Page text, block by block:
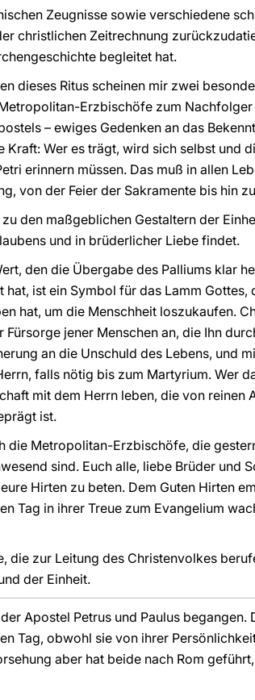
Zeugnisse sowie verschiedene
christlichen Zeitrechnung
begleitet hat.
dieses Ritus scheinen mir zwei
Erzbischöfe zum
– ewiges Gedenken an das
Kraft: Wer es trägt, wird sich selbst und
erinnern müssen. Das muß in allen
von der Feier der Sakramente bis hin
den maßgeblichen Gestaltern der
und in brüderlicher Liebe findet.
den die Übergabe des Palliums klar
ist ein Symbol für das Lamm Gottes,
hat, um die Menschheit loszukaufen.
jener Menschen an, die Ihn
an die Unschuld des Lebens, und
falls nötig bis zum Martyrium. Wer
mit dem Herrn leben, die von reinen
ist.
die Metropolitan-Erzbischöfe, die
sind. Euch alle, liebe Brüder und
Hirten zu beten. Dem Guten Hirten
Tag in ihrer Treue zum Evangelium
die zur Leitung des Christenvolkes
der Einheit.
Apostel Petrus und Paulus
Tag, obwohl sie von ihrer
aber hat beide nach Rom